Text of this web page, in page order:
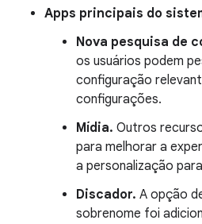
Apps principais do
Nova pesquisa de
os usuários podem
configuração
configurações.
Mídia. Outros
para melhorar a
a personalização
Discador. A opção
sobrenome foi